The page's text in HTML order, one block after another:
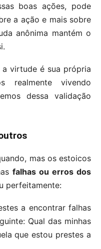
boas ações, pode
a ação e mais sobre
anônima mantém o
virtude é sua própria
realmente vivendo
dessa validação
mas os estoicos
falhas ou erros dos
perfeitamente:
a encontrar falhas
Qual das minhas
que estou prestes a